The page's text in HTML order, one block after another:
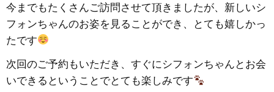
今までもたくさんご訪問させて頂きましたが、新しいシ
フォンちゃんのお姿を見ることができ、とても嬉しかっ
たです
次回のご予約もいただき、すぐにシフォンちゃんとお会
いできるということでとても楽しみです